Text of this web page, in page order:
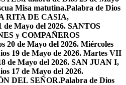
Misa matutina.Palabra de Dios
RITA DE CASIA,
de Mayo del 2026. SANTOS
y COMPAÑEROS
20 de Mayo del 2026. Miércoles
19 de Mayo de 2026. Martes VII
de Mayo del 2026. SAN JUAN I,
17 de Mayo del 2026.
DEL SEÑOR.Palabra de Dios